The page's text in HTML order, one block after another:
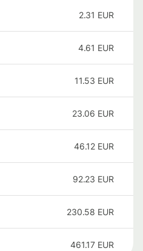
2.31 EUR
4.61 EUR
11.53 EUR
23.06 EUR
46.12 EUR
92.23 EUR
230.58 EUR
461.17 EUR